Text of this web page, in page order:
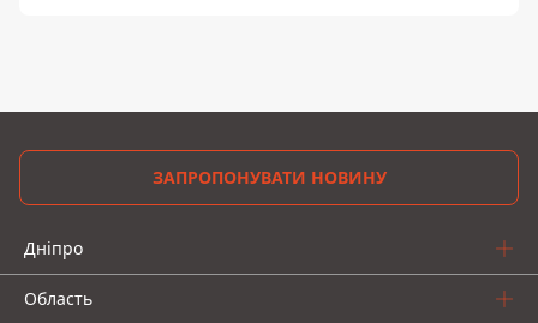
ЗАПРОПОНУВАТИ НОВИНУ
Дніпро
Область